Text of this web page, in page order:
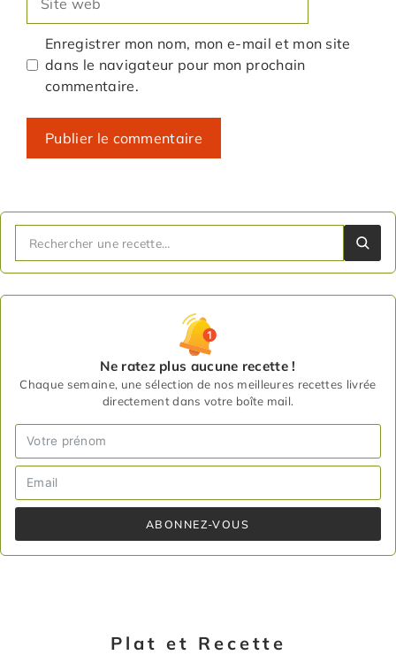
web
Enregistrer mon nom, mon e-mail et mon site
dans le navigateur pour mon prochain
commentaire.
Ne ratez plus aucune recette !
Chaque semaine, une sélection de nos meilleures recettes livrée
directement dans votre boîte mail.
ABONNEZ-VOUS
Plat et Recette